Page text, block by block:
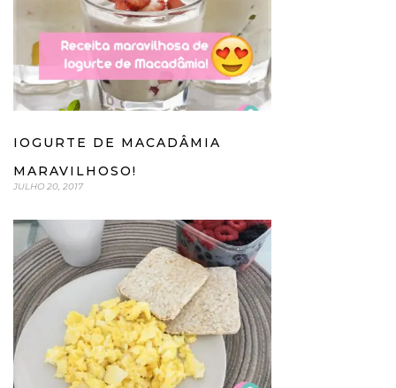
IOGURTE DE MACADÂMIA
MARAVILHOSO!
JULHO 20, 2017